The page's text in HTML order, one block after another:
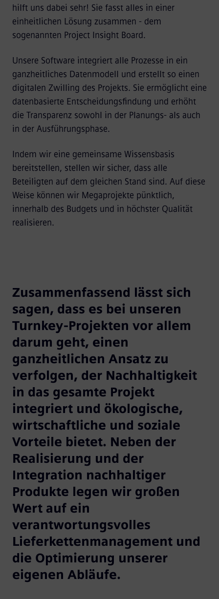
hilft uns dabei sehr! Sie fasst alles in einer
einheitlichen Lösung zusammen - dem
sogenannten Project Insight Board.
Unsere Software integriert alle Prozesse in ein
ganzheitliches Datenmodell und erstellt so einen
digitalen Zwilling des Projekts. Sie ermöglicht eine
datenbasierte Entscheidungsfindung und erhöht
die Transparenz sowohl in der Planungs- als auch
in der Ausführungsphase.
Indem wir eine gemeinsame Wissensbasis
bereitstellen, stellen wir sicher, dass alle
Beteiligten auf dem gleichen Stand sind. Auf diese
Weise können wir Megaprojekte pünktlich,
innerhalb des Budgets und in höchster Qualität
realisieren.
Zusammenfassend lässt sich
sagen, dass es bei unseren
Turnkey-Projekten vor allem
darum geht, einen
ganzheitlichen Ansatz zu
verfolgen, der Nachhaltigkeit
in das gesamte Projekt
integriert und ökologische,
wirtschaftliche und soziale
Vorteile bietet. Neben der
Realisierung und der
Integration nachhaltiger
Produkte legen wir großen
Wert auf ein
verantwortungsvolles
Lieferkettenmanagement und
die Optimierung unserer
eigenen Abläufe.